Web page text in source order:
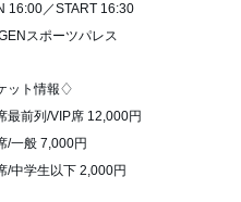
16:00／START 16:30
スポーツパレス
ット情報♢
最前列/VIP席 12,000円
/一般 7,000円
/中学生以下 2,000円